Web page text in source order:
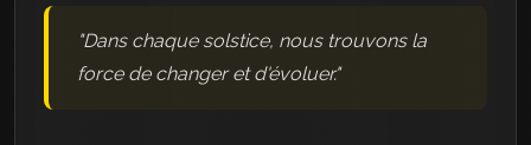
"Dans chaque solstice, nous trouvons la
force de changer et d'évoluer."